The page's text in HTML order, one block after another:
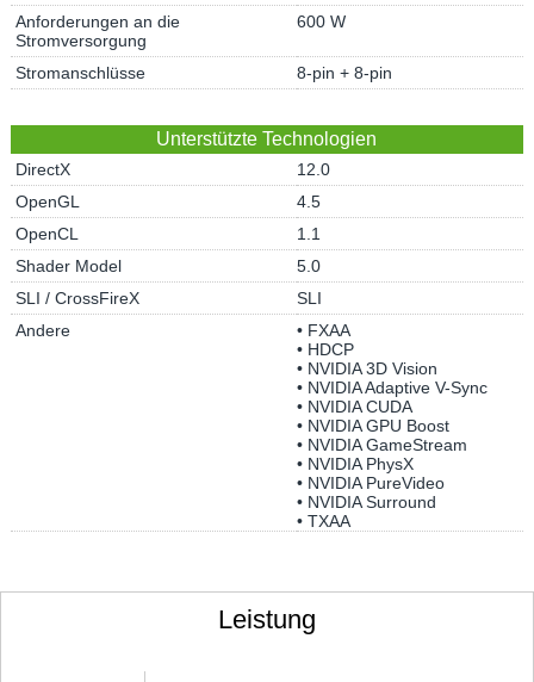
Anforderungen an die
Stromversorgung
600 W
Stromanschlüsse 8-pin + 8-pin
Unterstützte Technologien
DirectX
12.0
OpenGL
4.5
OpenCL
1.1
Shader Model
5.0
SLI / CrossFireX
SLI
Andere
• FXAA
• HDCP
• NVIDIA 3D Vision
• NVIDIA Adaptive V-Sync
• NVIDIA CUDA
• NVIDIA GPU Boost
• NVIDIA GameStream
• NVIDIA PhysX
• NVIDIA PureVideo
• NVIDIA Surround
• TXAA
Leistung